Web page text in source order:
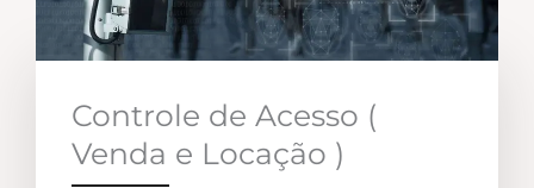
Controle de Acesso (
Venda e Locação )